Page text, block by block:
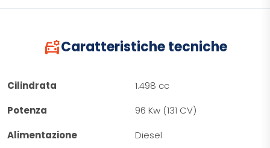
car_gearCaratteristiche tecniche
Cilindrata
1.498 cc
Potenza
96 Kw (131 CV)
Alimentazione
Diesel